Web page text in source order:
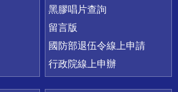
黑膠唱片查詢
留言版
國防部退伍令線上申請
行政院線上申辦